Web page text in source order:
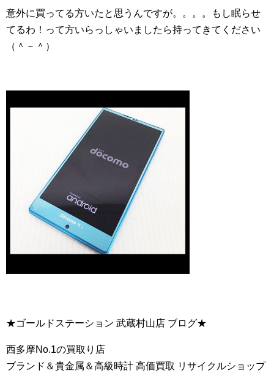
意外に買ってる方いたと思うんですが。。。。もし眠らせ
てるわ！って方いらっしゃいましたら持ってきてください
（＾－＾）
★ゴールドステーション 武蔵村山店 ブログ★
西多摩No.1の買取り店
ブランド＆貴金属＆高級時計 高価買取 リサイクルショップ